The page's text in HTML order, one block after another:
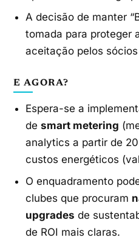
A decisão de manter
tomada para proteger
aceitação pelos
E AGORA?
Espera-se a
desmart metering
analytics a partir de
custos energéticos
O enquadramento
clubes que procuram
upgrades de
de ROI mais claras.